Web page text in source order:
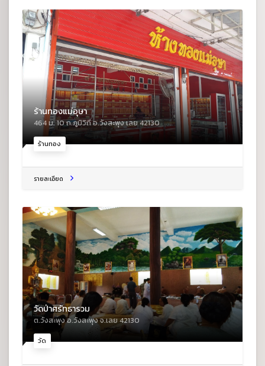
ร้านทอง
ร้านทองแม่อุษา
464 ม. 10 ถ.ภูมิวิถี อ.วังสะพุง เลย 42130
รายละเอียด
วัด
วัดป่าศรัทธารวม
ต.วังสะพุง อ.วังสะพุง จ.เลย 42130